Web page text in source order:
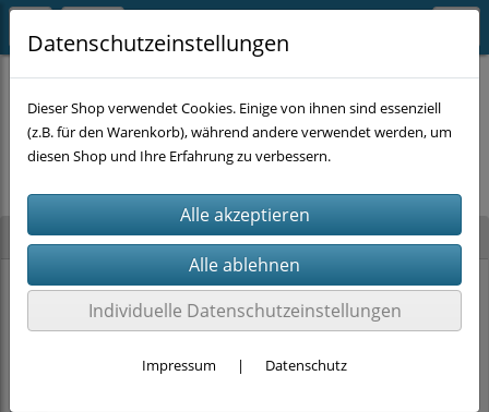
Neu im Shop
PRITEX Einhand-Bauschaumpistole mit PTFE Beschichtung (2K-Griff)
15,00 €
Stockschrauben Solar Edelstahl (M10 x 200mm, SW 7) DIN 6923 + EPDM
Es wurden leider keine Produkte gefunden.
Datenschutzeinstellungen
Dieser Shop verwendet Cookies. Einige von ihnen sind essenziell
(z.B. für den Warenkorb), während andere verwendet werden, um
diesen Shop und Ihre Erfahrung zu verbessern.
Individuelle Datenschutzeinstellungen
Impressum | Datenschutz